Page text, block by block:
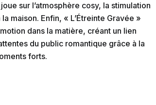
sur l’atmosphère cosy, la stimulation
maison. Enfin, « L’Étreinte Gravée »
dans la matière, créant un lien
du public romantique grâce à la
forts.